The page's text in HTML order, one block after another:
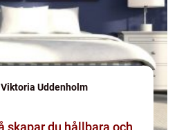
Viktoria Uddenholm